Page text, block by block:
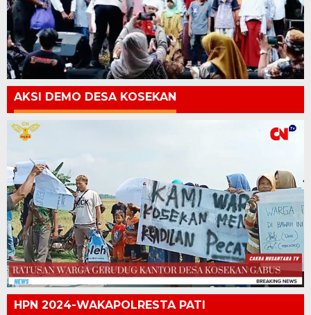
AKSI DEMO DESA KOSEKAN
HPN 2024-WAKAPOLRESTA PATI